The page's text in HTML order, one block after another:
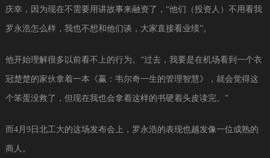
庆幸，因为现在不需要用讲故事来融资了，“他们（投资人）不用看我
罗永浩怎么样，我也不想和他们谈，大家直接看业绩”。
他开始理解很多以前看不上的行为。“过去，我要是在机场看到一个衣
冠楚楚的家伙拿着一本《赢：韦尔奇一生的管理智慧》，就会觉得这
个笨蛋没救了，但现在我也会拿着这样的书硬着头皮读完。”
而4月9日北工大的这场发布会上，罗永浩的表现也越发像一位成熟的
商人。